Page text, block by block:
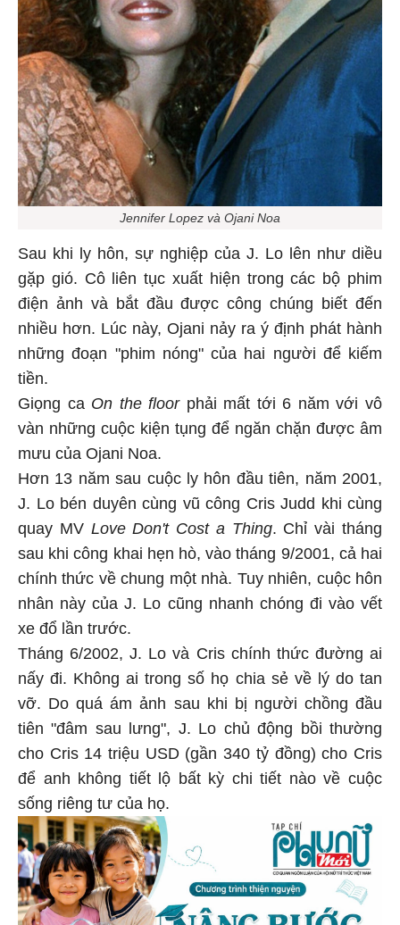
Jennifer Lopez và Ojani Noa
Sau khi ly hôn, sự nghiệp của J. Lo lên như diều
gặp gió. Cô liên tục xuất hiện trong các bộ phim
điện ảnh và bắt đầu được công chúng biết đến
nhiều hơn. Lúc này, Ojani nảy ra ý định phát hành
những đoạn "phim nóng" của hai người để kiếm
tiền.
Giọng ca On the floorphải mất tới 6 năm với vô
vàn những cuộc kiện tụng để ngăn chặn được âm
mưu của Ojani Noa.
Hơn 13 năm sau cuộc ly hôn đầu tiên, năm 2001,
J. Lo bén duyên cùng vũ công Cris Judd khi cùng
quay MV Love Don't Cost a Thing. Chỉ vài tháng
sau khi công khai hẹn hò, vào tháng 9/2001, cả hai
chính thức về chung một nhà. Tuy nhiên, cuộc hôn
nhân này của J. Lo cũng nhanh chóng đi vào vết
xe đổ lần trước.
Tháng 6/2002, J. Lo và Cris chính thức đường ai
nấy đi. Không ai trong số họ chia sẻ về lý do tan
vỡ. Do quá ám ảnh sau khi bị người chồng đầu
tiên "đâm sau lưng", J. Lo chủ động bồi thường
cho Cris 14 triệu USD (gần 340 tỷ đồng) cho Cris
để anh không tiết lộ bất kỳ chi tiết nào về cuộc
sống riêng tư của họ.